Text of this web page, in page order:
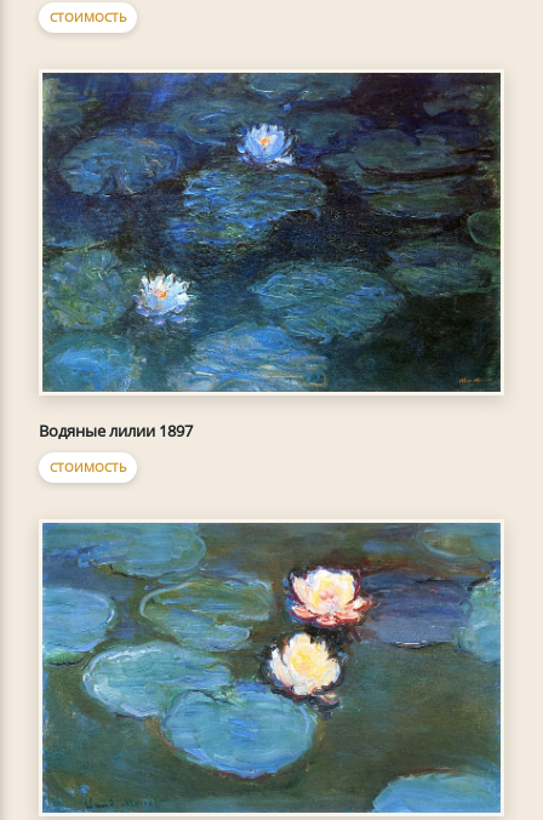
СТОИМОСТЬ
Водяные лилии 1897
СТОИМОСТЬ